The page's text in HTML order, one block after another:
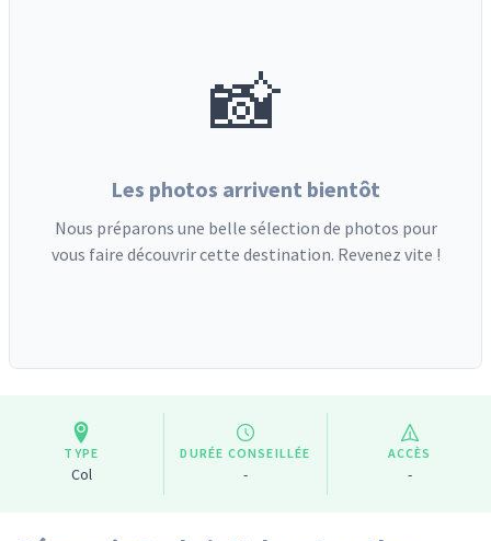
📸
Les photos arrivent bientôt
Nous préparons une belle sélection de photos pour
vous faire découvrir cette destination. Revenez vite !
TYPE
Col
DURÉE CONSEILLÉE
-
ACCÈS
-